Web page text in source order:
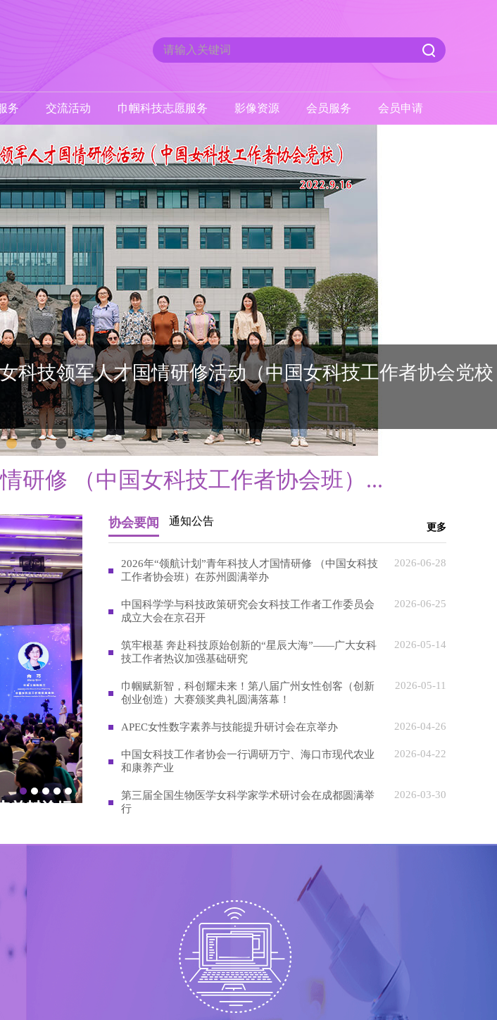
务 交流活动 巾帼科技志愿服务 影像资源 会员服务 会员申请
举办
学家论坛在中国科技会堂举办。
2 3 4
研修 （中国女科技工作者协会班）...
LEAD 学术联盟会议暨“人工智能...
协会要闻 更多
通知公告
2026年“领航计划”青年科技人才国情研修 （中国女科技
工作者协会班）在苏州圆满举办
2026-06-28
中国科学学与科技政策研究会女科技工作者工作委员会
成立大会在京召开
2026-06-25
筑牢根基 奔赴科技原始创新的“星辰大海”——广大女科
技工作者热议加强基础研究
2026-05-14
巾帼赋新智，科创耀未来！第八届广州女性创客（创新
创业创造）大赛颁奖典礼圆满落幕！
2026-05-11
APEC女性数字素养与技能提升研讨会在京举办 2026-04-26
中国女科技工作者协会一行调研万宁、海口市现代农业
和康养产业
2026-04-22
第三届全国生物医学女科学家学术研讨会在成都圆满举
行
2026-03-30